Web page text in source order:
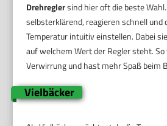
Drehreglersind hier oft die beste
selbsterklärend, reagieren schnell und
Temperatur intuitiv einstellen. Dabei
auf welchem Wert der Regler steht.
Verwirrung und hast mehr Spaß beim
Vielbäcker